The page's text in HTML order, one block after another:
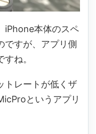
iPhone本体のスペ
ですが、アプリ側
ね。
トレートが低くザ
というアプリ